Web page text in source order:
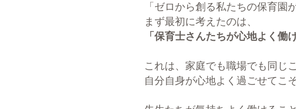
「ゼロから創る私たちの保育園
まず最初に考えたのは、
「保育士さんたちが心地よく働
これは、家庭でも職場でも同じ
自分自身が心地よく過ごせてこ